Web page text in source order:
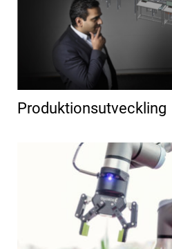
Produktionsutveckling